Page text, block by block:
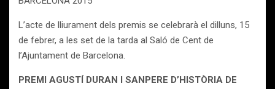
L’acte de lliurament dels premis se celebrarà el dilluns, 15
de febrer, a les set de la tarda al Saló de Cent de
l’Ajuntament de Barcelona.
PREMI AGUSTÍ DURAN I SANPERE D’HISTÒRIA DE